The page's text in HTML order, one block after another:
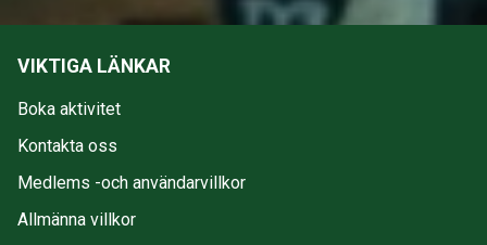
VIKTIGA LÄNKAR
Boka aktivitet
Kontakta oss
Medlems -och användarvillkor
Allmänna villkor